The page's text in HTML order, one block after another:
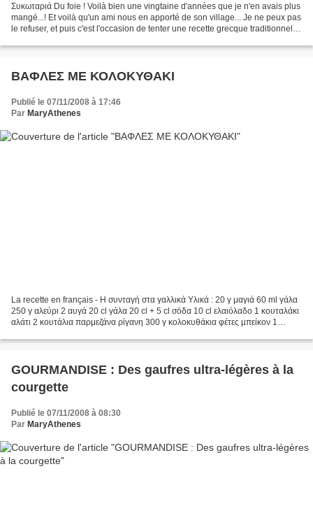
Συκωταριά Du foie ! Voilà bien une vingtaine d'années que je n'en avais plus
mangé...! Et voilà qu'un ami nous en apporté de son village... Je ne peux pas
le refuser, et puis c'est l'occasion de tenter une recette grecque traditionnelle
ΒΑΦΛΕΣ ΜΕ ΚΟΛΟΚΥΘΑΚΙ
Publié le 07/11/2008 à 17:46
Par MaryAthenes
La recette en français - Η συνταγή στα γαλλικά Υλικά : 20 γ μαγιά 60 ml γάλα
250 γ αλεύρι 2 αυγά 20 cl γάλα 20 cl + 5 cl σόδα 10 cl ελαιόλαδο 1 κουταλάκι
αλάτι 2 κουτάλια παρμεζάνα ρίγανη 300 γ κολοκυθάκια φέτες μπείκον 1
GOURMANDISE : Des gaufres ultra-légères à la
courgette
Publié le 07/11/2008 à 08:30
Par MaryAthenes